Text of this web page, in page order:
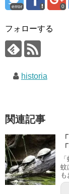
error 0
フォローする
historia
関連記事
蚊